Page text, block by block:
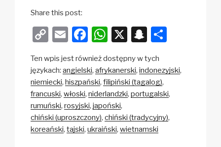
Share this post:
C
p
y
Li
n
k
E
ail
F
c
e
b
o
o
W
at
s
A
p
p
X
S
a
p
c
h
at
ar
Ten wpis jest również dostępny w tych
językach: angielski afrykanerski indonezyjski
niemiecki hiszpański filipiński (tagalog)
francuski włoski niderlandzki portugalski
rumuński rosyjski japoński
chiński (uproszczony) chiński (tradycyjny)
koreański tajski ukraiński wietnamski